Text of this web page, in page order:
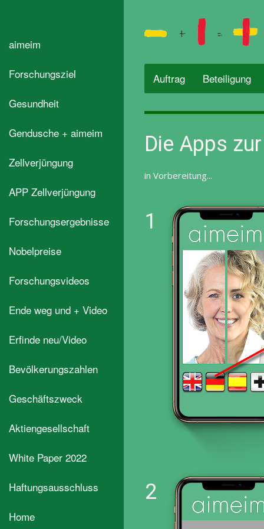
aimeim
Forschungsziel
Gesundheit
Gendusche + aimeim
Zellverjüngung
APP Zellverjüngung
Forschungsergebnisse
Nobelpreise
Forschungsvideos
Ende weg und + Video
Erfinde neu/Video
Bevölkerungszahlen
Geschäftszweck
Aktiengesellschaft
White Paper 2022
Haftungsausschluss
Home
Auftrag Beteiligung
Die Apps
in Vorbereitung...
1
2